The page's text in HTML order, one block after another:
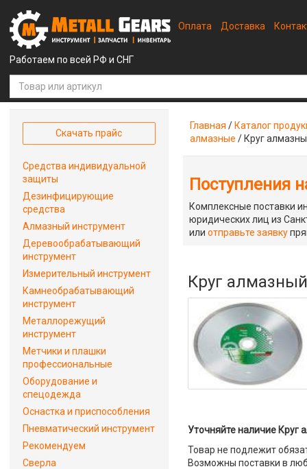
Работаем по всей РФ и СНГ
Оплата Доставка
Главная / Каталог
алмазные / Круг
Поступления
Комплексные поставки
юридических лиц из
илиотправьте заявку
Круг
Уточняйте наличие Круг
Товар не подлежит
Возможны поставки в
Скачать прайс
Средства индивидуальной
защиты
Дезинфицирующие
средства
Алмазный инструмент
Деревообрабатывающий
инструмент
Измерительный инструмент
Камнеобрабатывающий
инструмент
Металлорежущий
инструмент
Метчики и плашки
профессиональные
Оборудование и
спецодежда
Оснастка и приспособления
Пневматический инструмент
Рекомендуем
Сверла